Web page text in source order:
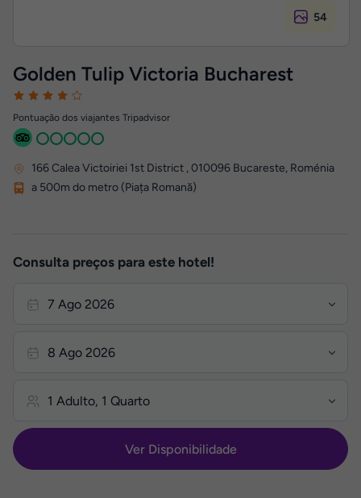
54
Golden Tulip Victoria Bucharest
Pontuação dos viajantes Tripadvisor
166 Calea Victoiriei 1st District ,010096 Bucareste, Roménia
a 500m do metro (Piața Romană)
Consulta preços para este hotel!
Ver Disponibilidade